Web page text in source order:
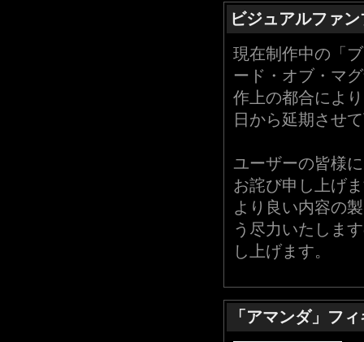
ビジュアルファ
現在制作中の「
ード・オブ・マ
作上の都合によ
日から延期させ
ユーザーの皆様
お詫び申し上げ
より良い内容の
う尽力いたしま
し上げます。
「アマンダ」フ